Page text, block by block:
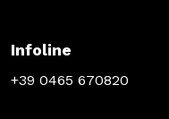
Infoline
+39 0465 670820